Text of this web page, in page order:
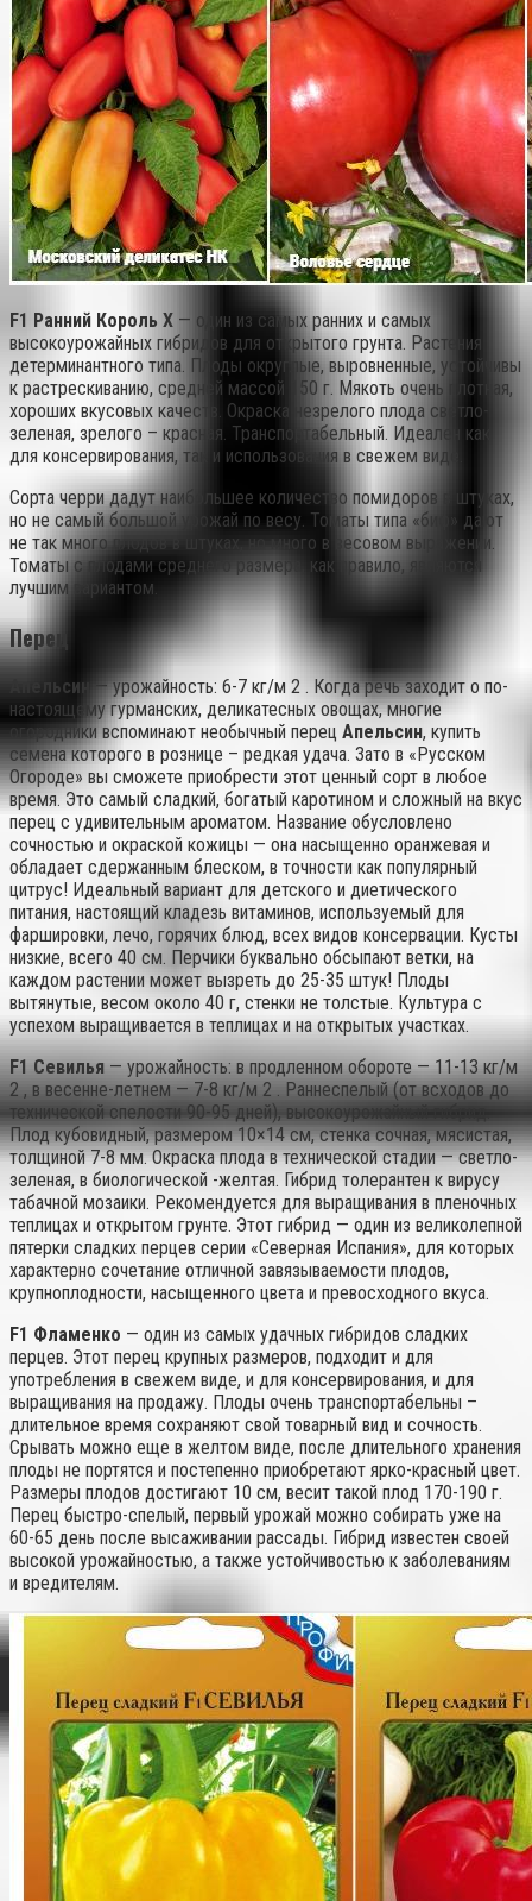
F1 Ранний Король X — один из самых ранних и самых
высокоурожайных гибридов для открытого грунта. Растения
детерминантного типа. Плоды округлые, выровненные, устойчивы
к растрескиванию, средней массой 150 г. Мякоть очень плотная,
хороших вкусовых качеств. Окраска незрелого плода светло-
зеленая, зрелого – красная. Транспортабельный. Идеален как
для консервирования, так и использования в свежем виде.
Сорта черри дадут наибольшее количество помидоров в штуках,
но не самый большой урожай по весу. Томаты типа «биф» дают
не так много плодов в штуках, но много в весовом выражении.
Томаты с плодами среднего размера, как правило, являются
лучшим вариантом.
Перец
Апельсин
— урожайность: 6-7 кг/м 2 . Когда речь заходит о по-
настоящему гурманских, деликатесных овощах, многие
огородники вспоминают необычный перец Апельсин, купить
семена которого в рознице – редкая удача. Зато в «Русском
Огороде» вы сможете приобрести этот ценный сорт в любое
время. Это самый сладкий, богатый каротином и сложный на вкус
перец с удивительным ароматом. Название обусловлено
сочностью и окраской кожицы — она насыщенно оранжевая и
обладает сдержанным блеском, в точности как популярный
цитрус! Идеальный вариант для детского и диетического
питания, настоящий кладезь витаминов, используемый для
фаршировки, лечо, горячих блюд, всех видов консервации. Кусты
низкие, всего 40 см. Перчики буквально обсыпают ветки, на
каждом растении может вызреть до 25-35 штук! Плоды
вытянутые, весом около 40 г, стенки не толстые. Культура с
успехом выращивается в теплицах и на открытых участках.
F1 Севилья— урожайность: в продленном обороте — 11-13 кг/м
2 , в весенне-летнем — 7-8 кг/м 2 . Раннеспелый (от всходов до
технической спелости 90-95 дней), высокоурожайный гибрид.
Плод кубовидный, размером 10×14 см, стенка сочная, мясистая,
толщиной 7-8 мм. Окраска плода в технической стадии — светло-
зеленая, в биологической -желтая. Гибрид толерантен к вирусу
табачной мозаики. Рекомендуется для выращивания в пленочных
теплицах и открытом грунте. Этот гибрид — один из великолепной
пятерки сладких перцев серии «Северная Испания», для которых
характерно сочетание отличной завязываемости плодов,
крупноплодности, насыщенного цвета и превосходного вкуса.
F1 Фламенко — один из самых удачных гибридов сладких
перцев. Этот перец крупных размеров, подходит и для
употребления в свежем виде, и для консервирования, и для
выращивания на продажу. Плоды очень транспортабельны –
длительное время сохраняют свой товарный вид и сочность.
Срывать можно еще в желтом виде, после длительного хранения
плоды не портятся и постепенно приобретают ярко-красный цвет.
Размеры плодов достигают 10 см, весит такой плод 170-190 г.
Перец быстро-спелый, первый урожай можно собирать уже на
60-65 день после высаживании рассады. Гибрид известен своей
высокой урожайностью, а также устойчивостью к заболеваниям
и вредителям.